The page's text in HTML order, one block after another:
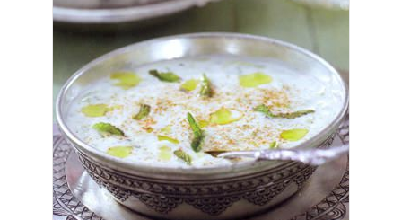
AANMELDEN
RECEPTEN
WEEKMENU'S
KOOKBOEKEN